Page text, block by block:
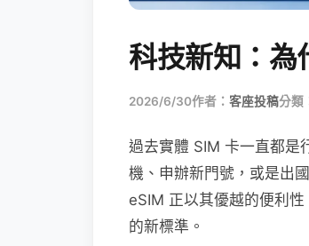
科技新知：為
2026/6/30作者： 客座投稿分類
過去實體 SIM 卡一直都是
機、申辦新門號，或是出
eSIM 正以其優越的便利
的新標準。